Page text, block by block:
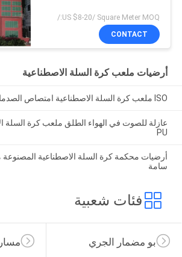
US $8-20/ Square Meter MOQ:/
CONTACT
أرضيات ملعب كرة السلة الاصطناعية
ISO ملعب كرة السلة الاصطناعية امتصاص الصدمات
عازلة للصوت في الهواء الطلق ملعب كرة السلة
PU
سامة
فئات شعبية
بو مضمار الجري